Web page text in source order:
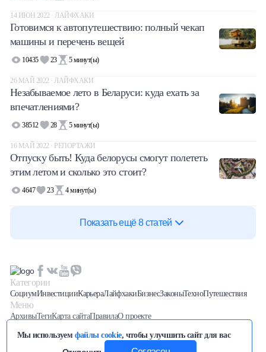
Мы используем файлы cookie, чтобы улучшить сайт для вас
Продукты для Бизнеса
14 ИЮН 2022 · ЛАЙФХАКИ
Готовимся к автопутешествию: полный чекап
машины и перечень вещей
10435 23 5минут(ы)
26 МАЙ 2022 · ЛАЙФХАКИ
Незабываемое лето в Беларуси: куда ехать за
впечатлениями?
38512 28 5минут(ы)
16 МАЙ 2022 · РЕПОРТАЖИ
Отпуску быть! Куда белорусы смогут полететь
этим летом и сколько это стоит?
4647 23 4минут(ы)
Показать ещё 8 статей
Категории
СоциумИнвестицииКарьераЛайфхакиБизнесЗаконыТехноПутешествия
Меню
АрхивыТегиКарта сайтаПравилаО проекте
канале
SEO продвижение